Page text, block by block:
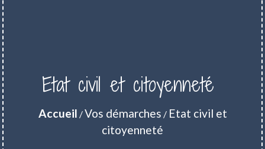
Etat civil et citoyenneté
Accueil /Vos démarches / Etat civil et
citoyenneté